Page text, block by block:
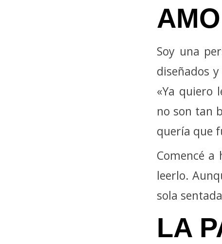
Soy una
diseñados
«Ya quiero
no son tan
quería que
Comencé
leerlo.
sola
LA